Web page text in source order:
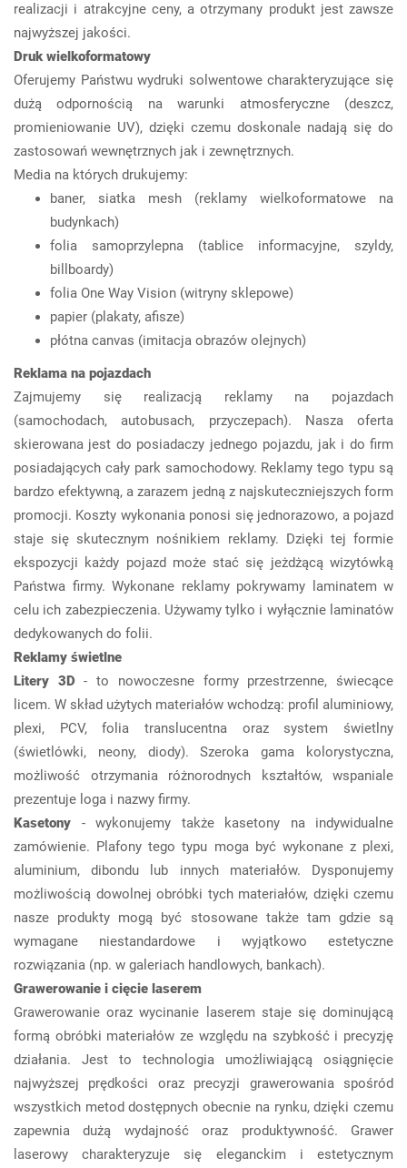
realizacji i atrakcyjne ceny, a otrzymany produkt jest zawsze
najwyższej jakości.
Druk wielkoformatowy
Oferujemy Państwu wydruki solwentowe charakteryzujące się
dużą odpornością na warunki atmosferyczne (deszcz,
promieniowanie UV), dzięki czemu doskonale nadają się do
zastosowań wewnętrznych jak i zewnętrznych.
Media na których drukujemy:
baner, siatka mesh (reklamy wielkoformatowe na
budynkach)
folia samoprzylepna (tablice informacyjne, szyldy,
billboardy)
folia One Way Vision (witryny sklepowe)
papier (plakaty, afisze)
płótna canvas (imitacja obrazów olejnych)
Reklama na pojazdach
Zajmujemy się realizacją reklamy na pojazdach
(samochodach, autobusach, przyczepach). Nasza oferta
skierowana jest do posiadaczy jednego pojazdu, jak i do firm
posiadających cały park samochodowy. Reklamy tego typu są
bardzo efektywną, a zarazem jedną z najskuteczniejszych form
promocji. Koszty wykonania ponosi się jednorazowo, a pojazd
staje się skutecznym nośnikiem reklamy. Dzięki tej formie
ekspozycji każdy pojazd może stać się jeżdżącą wizytówką
Państwa firmy. Wykonane reklamy pokrywamy laminatem w
celu ich zabezpieczenia. Używamy tylko i wyłącznie laminatów
dedykowanych do folii.
Reklamy świetlne
Litery 3D- to nowoczesne formy przestrzenne, świecące
licem. W skład użytych materiałów wchodzą: profil aluminiowy,
plexi, PCV, folia translucentna oraz system świetlny
(świetlówki, neony, diody). Szeroka gama kolorystyczna,
możliwość otrzymania różnorodnych kształtów, wspaniale
prezentuje loga i nazwy firmy.
Kasetony - wykonujemy także kasetony na indywidualne
zamówienie. Plafony tego typu moga być wykonane z plexi,
aluminium, dibondu lub innych materiałów. Dysponujemy
możliwością dowolnej obróbki tych materiałów, dzięki czemu
nasze produkty mogą być stosowane także tam gdzie są
wymagane niestandardowe i wyjątkowo estetyczne
rozwiązania (np. w galeriach handlowych, bankach).
Grawerowanie i cięcie laserem
Grawerowanie oraz wycinanie laserem staje się dominującą
formą obróbki materiałów ze względu na szybkość i precyzję
działania. Jest to technologia umożliwiającą osiągnięcie
najwyższej prędkości oraz precyzji grawerowania spośród
wszystkich metod dostępnych obecnie na rynku, dzięki czemu
zapewnia dużą wydajność oraz produktywność. Grawer
laserowy charakteryzuje się eleganckim i estetycznym